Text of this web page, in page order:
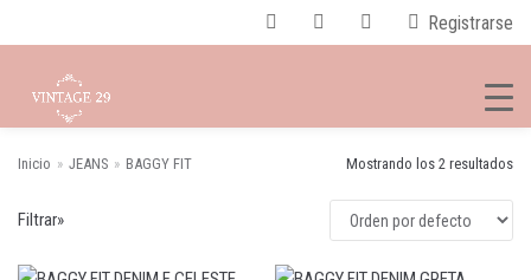
Registrarse
al
CAR
Inicio » JEANS » BAGGY FIT Mostrando los 2 resultados
Filtrar»